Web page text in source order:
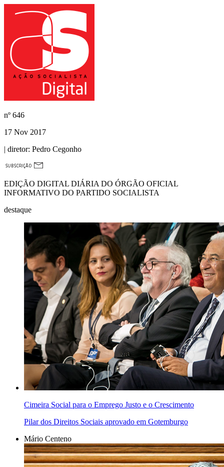
nº 646
17 Nov 2017
| diretor: Pedro Cegonho
EDIÇÃO DIGITAL DIÁRIA DO ÓRGÃO OFICIAL
INFORMATIVO DO PARTIDO SOCIALISTA
destaque
Cimeira Social para o Emprego Justo e o Crescimento
Pilar dos Direitos Sociais aprovado em Gotemburgo
Mário Centeno